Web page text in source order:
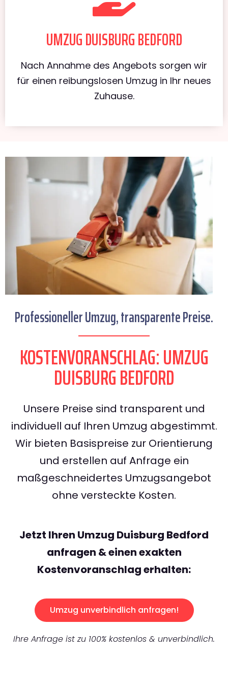
UMZUG DUISBURG BEDFORD
Nach Annahme des Angebots sorgen wir
für einen reibungslosen Umzug in Ihr neues
Zuhause.
Professioneller Umzug, transparente Preise.
KOSTENVORANSCHLAG: UMZUG
DUISBURG BEDFORD
Unsere Preise sind transparent und
individuell auf Ihren Umzug abgestimmt.
Wir bieten Basispreise zur Orientierung
und erstellen auf Anfrage ein
maßgeschneidertes Umzugsangebot
ohne versteckte Kosten.
Jetzt Ihren Umzug Duisburg Bedford
anfragen & einen exakten
Kostenvoranschlag erhalten:
Umzug unverbindlich anfragen!
Ihre Anfrage ist zu 100% kostenlos & unverbindlich.